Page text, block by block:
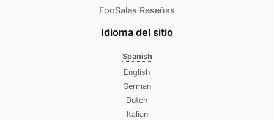
FooSales Reseñas
Idioma del sitio
Spanish
English
German
Dutch
Italian